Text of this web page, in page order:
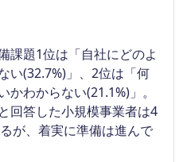
課題1位は「自社にどのよ
い(32.7%)」、2位は「何
わからない(21.1%)」。
回答した小規模事業者は4
が、着実に準備は進んで